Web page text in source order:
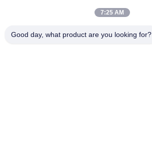
ควบคุมคุณภาพ
ติดต่อเรา
7:25 AM
Good day, what product are you looking for?